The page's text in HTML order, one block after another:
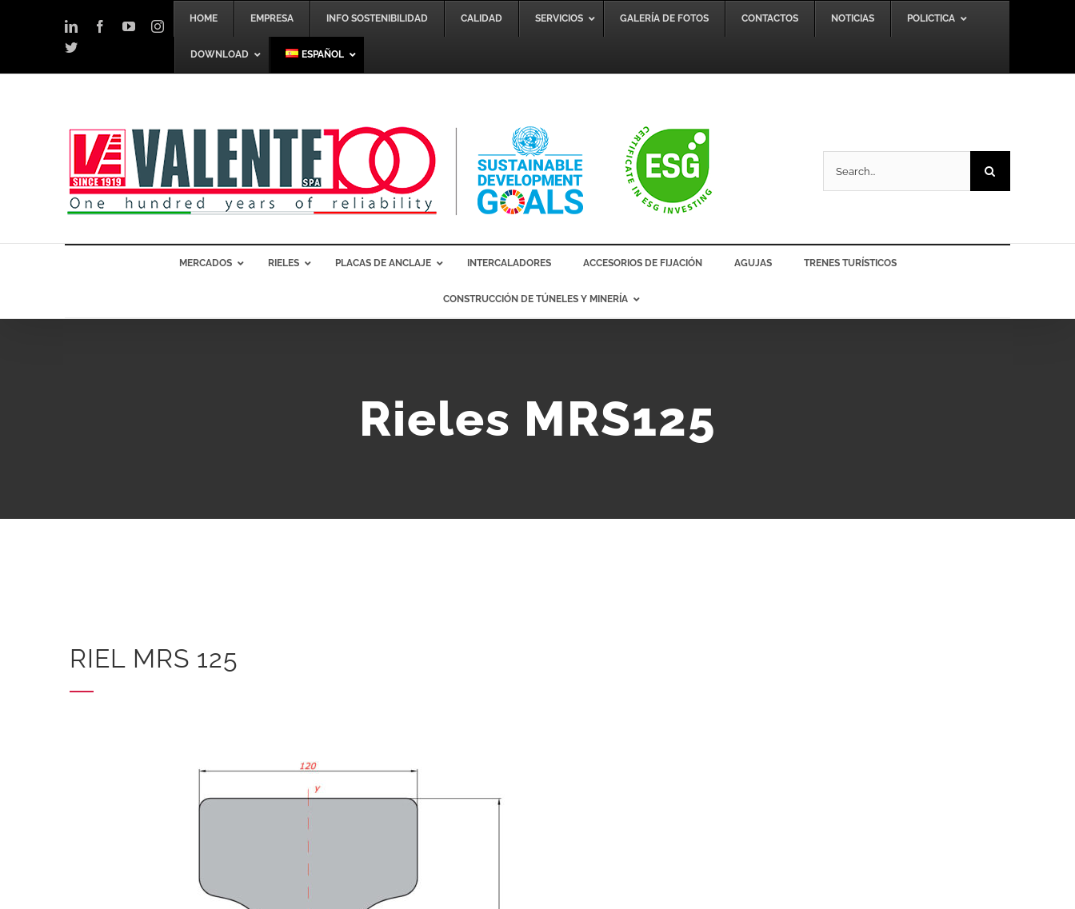
LinkedInFacebookYouTubeInstagram
Twitter
HOME EMPRESA INFO SOSTENIBILIDAD CALIDAD SERVICIOS GALERÍA DE FOTOS CONTACTOS NOTICIAS POLICTICA
DOWNLOAD ESPAÑOL
for:
MERCADOS RIELES PLACAS DE ANCLAJE INTERCALADORES ACCESORIOS DE FIJACIÓN AGUJAS TRENES TURÍSTICOS
CONSTRUCCIÓN DE TÚNELES Y MINERÍA
Rieles MRS125
RIEL MRS 125